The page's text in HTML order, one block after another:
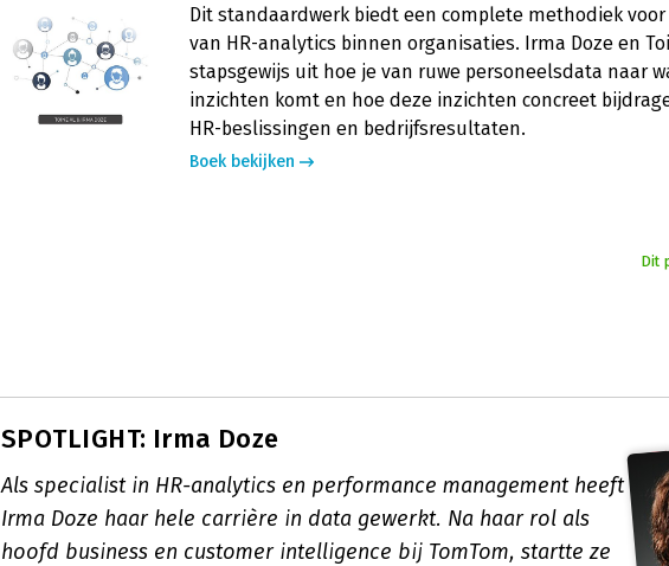
Dit standaardwerk biedt een complete methodiek
van HR-analytics binnen organisaties. Irma Doze en
stapsgewijs uit hoe je van ruwe personeelsdata naar
inzichten komt en hoe deze inzichten concreet
HR-beslissingen en bedrijfsresultaten.
Boek bekijken
Dit
SPOTLIGHT: Irma Doze
Als specialist in HR-analytics en performance management heeft
Irma Doze haar hele carrière in data gewerkt. Na haar rol als
hoofd business en customer intelligence bij TomTom, startte ze